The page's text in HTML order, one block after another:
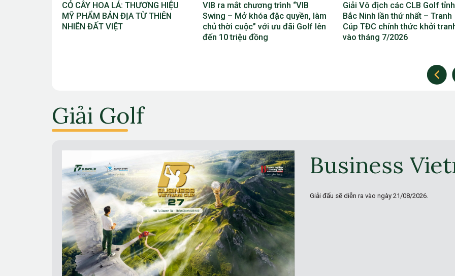
VIB ra mắt chương trình “VIB
Swing – Mở khóa đặc quyền, làm
chủ thời cuộc” với ưu đãi Golf lên
Giải Vô địch các CLB Golf tỉnh
Bắc Ninh lần thứ nhất – Tranh
Cúp TĐC chính thức khởi tranh
vào tháng 7/2026
Lộ diện bộ máy điều hành
địch các CLB Golf tỉnh Bắc
lần thứ nhất
Giải Golf
Business
Giải đấu sẽ diễn ra vào ngày 21/08/2026.